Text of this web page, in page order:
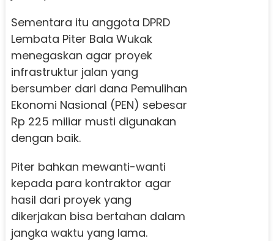
Sementara itu anggota DPRD
Lembata Piter Bala Wukak
menegaskan agar proyek
infrastruktur jalan yang
bersumber dari dana Pemulihan
Ekonomi Nasional (PEN) sebesar
Rp 225 miliar musti digunakan
dengan baik.
Piter bahkan mewanti-wanti
kepada para kontraktor agar
hasil dari proyek yang
dikerjakan bisa bertahan dalam
jangka waktu yang lama.